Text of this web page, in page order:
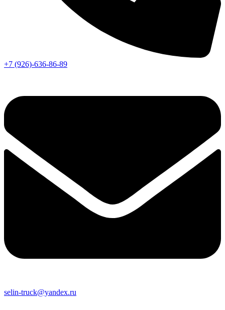
+7 (926)-636-86-89
selin-truck@yandex.ru